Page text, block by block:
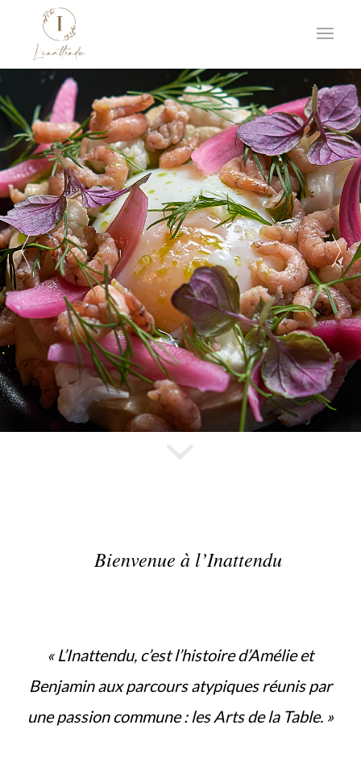
Bienvenue à l’Inattendu
« L’Inattendu, c’est l’histoire d’Amélie et
Benjamin aux parcours atypiques réunis par
une passion commune : les Arts de la Table. »